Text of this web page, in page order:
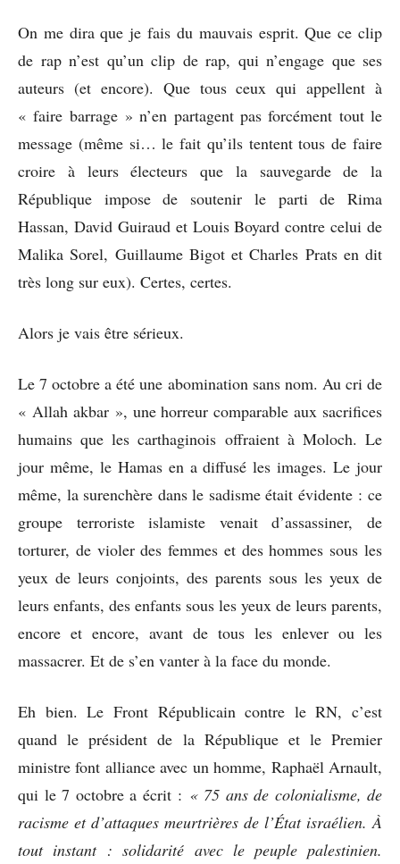
On me dira que je fais du mauvais esprit. Que ce clip
de rap n’est qu’un clip de rap, qui n’engage que ses
auteurs (et encore). Que tous ceux qui appellent à
« faire barrage » n’en partagent pas forcément tout le
message (même si… le fait qu’ils tentent tous de faire
croire à leurs électeurs que la sauvegarde de la
République impose de soutenir le parti de Rima
Hassan, David Guiraud et Louis Boyard contre celui de
Malika Sorel, Guillaume Bigot et Charles Prats en dit
très long sur eux). Certes, certes.
Alors je vais être sérieux.
Le 7 octobre a été une abomination sans nom. Au cri de
« Allah akbar », une horreur comparable aux sacrifices
humains que les carthaginois offraient à Moloch. Le
jour même, le Hamas en a diffusé les images. Le jour
même, la surenchère dans le sadisme était évidente : ce
groupe terroriste islamiste venait d’assassiner, de
torturer, de violer des femmes et des hommes sous les
yeux de leurs conjoints, des parents sous les yeux de
leurs enfants, des enfants sous les yeux de leurs parents,
encore et encore, avant de tous les enlever ou les
massacrer. Et de s’en vanter à la face du monde.
Eh bien. Le Front Républicain contre le RN, c’est
quand le président de la République et le Premier
ministre font alliance avec un homme, Raphaël Arnault,
qui le 7 octobre a écrit : « 75 ans de colonialisme, de
racisme et d’attaques meurtrières de l’État israélien. À
tout instant : solidarité avec le peuple palestinien.